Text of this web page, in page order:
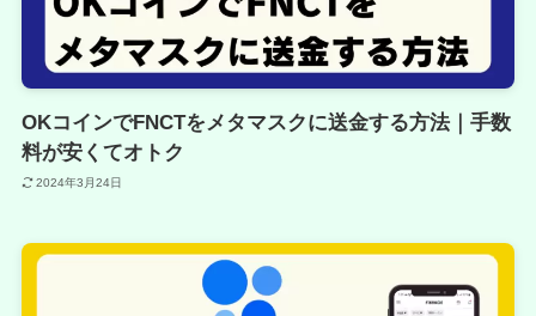
OKコインでFNCTをメタマスクに送金する方法｜手数
料が安くてオトク
2024年3月24日